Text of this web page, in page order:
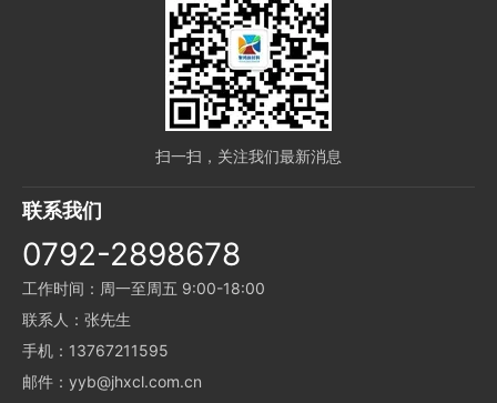
扫一扫，关注我们最新消息
联系我们
0792-2898678
工作时间：周一至周五 9:00-18:00
联系人：张先生
手机：13767211595
邮件：yyb@jhxcl.com.cn